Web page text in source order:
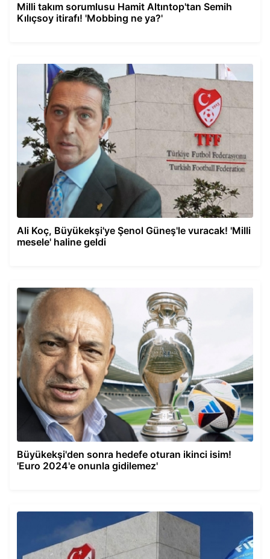
Milli takım sorumlusu Hamit Altıntop'tan Semih
Kılıçsoy itirafı! 'Mobbing ne ya?'
Ali Koç, Büyükekşi'ye Şenol Güneş'le vuracak! 'Milli
mesele' haline geldi
Büyükekşi'den sonra hedefe oturan ikinci isim!
'Euro 2024'e onunla gidilemez'